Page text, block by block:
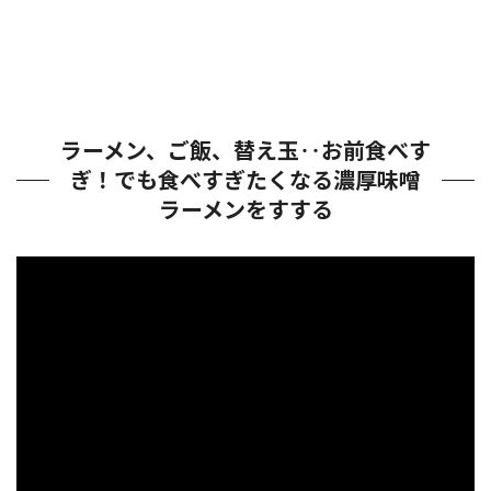
ラーメン、ご飯、替え玉‥お前食べす
ぎ！でも食べすぎたくなる濃厚味噌
ラーメンをすする